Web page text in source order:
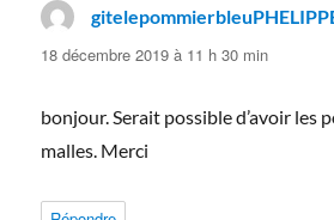
18 décembre 2019 à 11 h 30 min
bonjour. Serait possible d’avoir les
malles. Merci